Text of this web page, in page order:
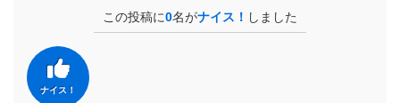
この投稿に0名がナイス！ しました
ナイス！